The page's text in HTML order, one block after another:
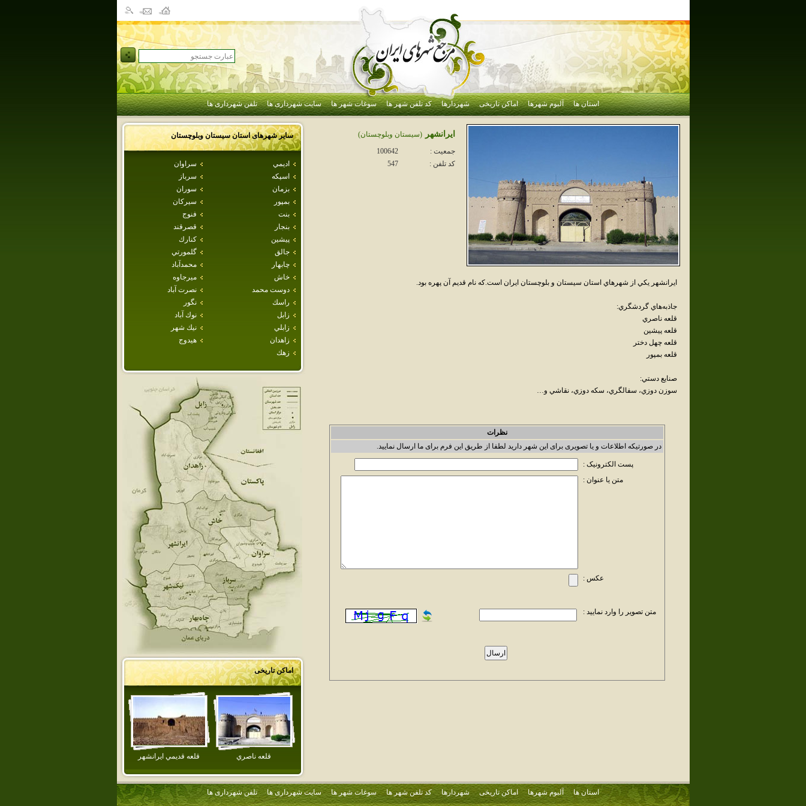
استان ها آلبوم شهرها اماکن تاریخی شهردارها کد تلفن شهر ها سوغات شهر ها سایت شهرداری ها تلفن شهرداری ها
سایر شهرهای استانسيستان وبلوچستان
اديمي
سراوان
اسپكه
سرباز
بزمان
سوران
بمپور
سيركان
بنت
فنوج
بنجار
قصرقند
پيشين
كنارك
جالق
گلمورتي
چابهار
محمدآباد
خاش
ميرجاوه
دوست محمد
نصرت آباد
راسك
نگور
زابل
نوك آباد
زابلي
نيك شهر
زاهدان
هيدوج
زهك
اماکن تاریخی
قلعه ناصري قلعه قديمي ايرانشهر
ايرانشهر
(سيستان وبلوچستان)
جمعیت :
100642
کد تلفن :
547
ايرانشهر يکي از شهرهاي استان سيستان و بلوچستان ايران است.که نام قديم آن پهره بود.
جاذبه‌هاي گردشگري:
قلعه ناصري
قلعه پيشين
قلعه چهل دختر
قلعه بمپور
صنايع دستي:
سوزن دوزي، سفالگري، سکه دوزي، نقاشي و…
نظرات
در صورتیکه اطلاعات و یا تصویری برای این شهر دارید لطفا از طریق این فرم برای ما ارسال نمایید.
پست الکترونیک :
متن یا عنوان :
عکس :
متن تصویر را وارد نمایید :
استان ها آلبوم شهرها اماکن تاریخی شهردارها کد تلفن شهر ها سوغات شهر ها سایت شهرداری ها تلفن شهرداری ها